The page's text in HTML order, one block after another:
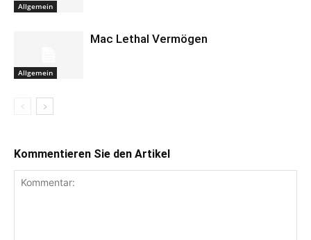
Allgemein
Allgemein
Mac Lethal Vermögen
Kommentieren Sie den Artikel